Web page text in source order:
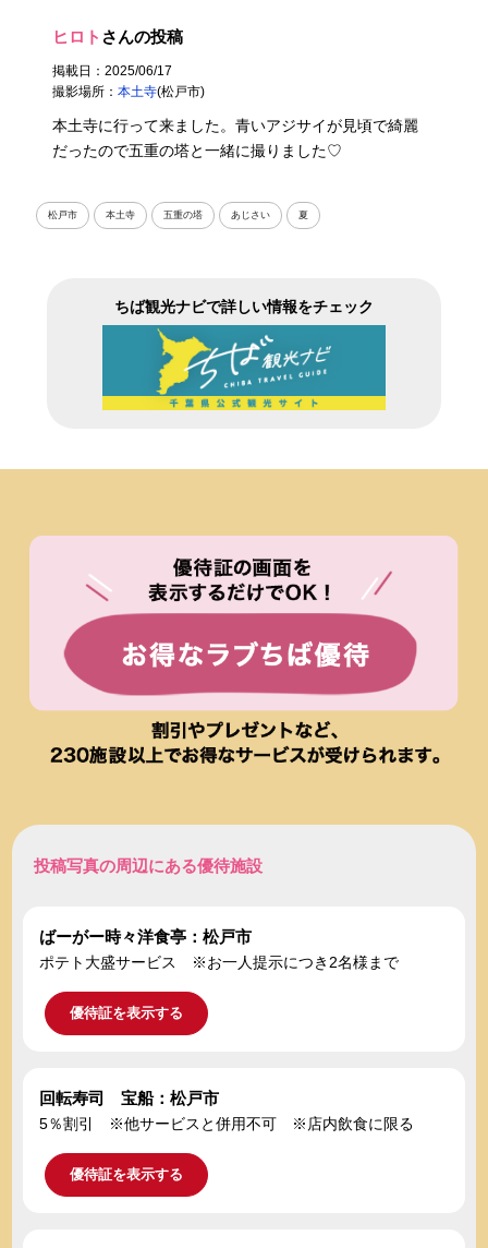
ヒロト さんの投稿
掲載日：2025/06/17
撮影場所：本土寺(松戸市)
本土寺に行って来ました。青いアジサイが見頃で綺麗
だったので五重の塔と一緒に撮りました♡
松戸市 本土寺 五重の塔 あじさい 夏
ちば観光ナビで詳しい情報をチェック
投稿写真の周辺にある優待施設
ばーがー時々洋食亭：松戸市
ポテト大盛サービス ※お一人提示につき2名様まで
優待証を表示する
回転寿司 宝船：松戸市
5％割引 ※他サービスと併用不可 ※店内飲食に限る
優待証を表示する